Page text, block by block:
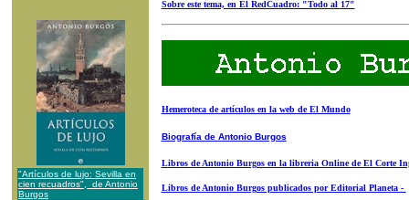
"Artículos de lujo: Sevilla en
cien recuadros", de Antonio
Burgos
Sobre este tema, en El RedCuadro: "Todo al 17"
Hemeroteca de artículos en la web de El Mundo
Biografía de Antonio Burgos
Libros de Antonio Burgos en la libreria Online de El Corte
Libros de Antonio Burgos publicados por Editorial Planeta -